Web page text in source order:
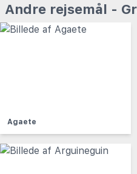
Andre rejsemål -
Agaete